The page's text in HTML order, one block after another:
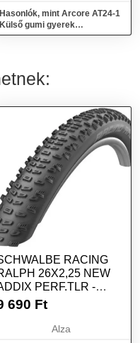
Hasonlók, mint Arcore AT24-1
Külső gumi gyerek
kerékpárhoz, fekete, méret
RACING
26X2,25 NEW
PERF.TLR -
690 Ft
Alza